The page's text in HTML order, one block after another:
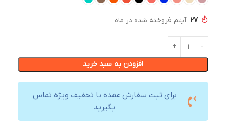
27 آیتم فروخته شده در ماه
افزودن به سبد خرید
برای ثبت سفارش عمده با تخفیف ویژه تماس
بگیرید